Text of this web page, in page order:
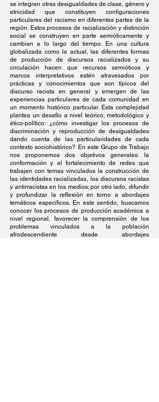
se integran otras desigualdades de clase, género y
etnicidad que constituyen configuraciones
particulares del racismo en diferentes partes de la
región. Estos procesos de racialización y distinción
social se construyen en parte semióticamente y
cambian a lo largo del tiempo. En una cultura
globalizada como la actual, las diferentes formas
de producción de discursos racializados y su
circulación hacen que recursos semióticos y
marcos interpretativos estén atravesados por
prácticas y conocimientos que son típicos del
discurso racista en general y emergen de las
experiencias particulares de cada comunidad en
un momento histórico particular. Esta complejidad
plantea un desafío a nivel teórico, metodológico y
ético-político: ¿cómo investigar los procesos de
discriminación y reproducción de desigualdades
dando cuenta de las particularidades de cada
contexto sociohistórico? En este Grupo de Trabajo
nos proponemos dos objetivos generales: la
conformación y el fortalecimiento de redes que
trabajen con temas vinculados la construcción de
las identidades racializadas, los discursos racistas
y antirracistas en los medios; por otro lado, difundir
y profundizar la reflexión en torno a abordajes
temáticos específicos. En este sentido, buscamos
conocer los procesos de producción académica a
nivel regional, favorecer la comprensión de los
problemas vinculados a la población
afrodescendiente desde abordajes